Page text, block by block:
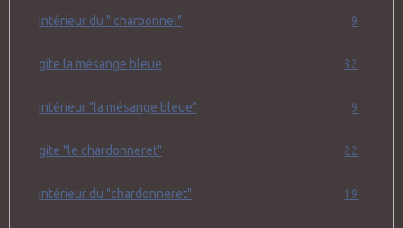
Intérieur du " charbonnel" 9
gîte la mésange bleue 32
Intérieur "la mésange bleue" 9
gite "le chardonneret" 22
Intérieur du "chardonneret" 19